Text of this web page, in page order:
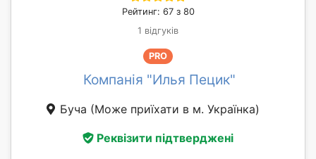
Рейтинг: 67 з 80
1 відгуків
PRO
Компанія "Илья Пецик"
Буча (Може приїхати в м. Українка)
Реквізити підтверджені